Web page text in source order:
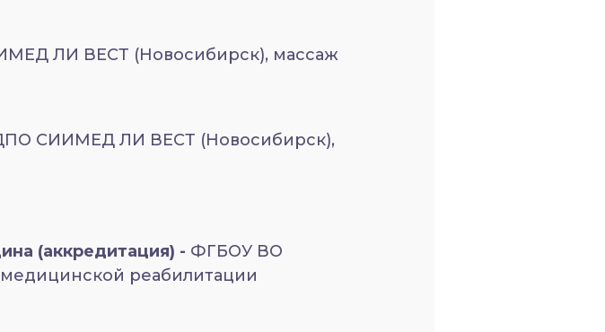
ЛИ ВЕСТ (Новосибирск), массаж
СИИМЕД ЛИ ВЕСТ (Новосибирск),
(аккредитация) - ФГБОУ ВО
реабилитации